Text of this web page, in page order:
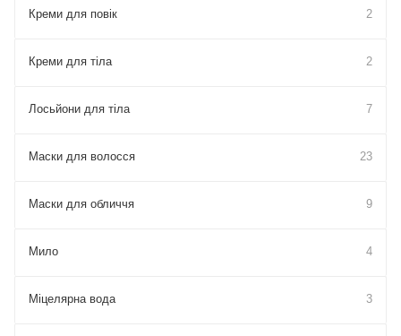
Креми для повік 2
Креми для тіла 2
Лосьйони для тіла 7
Маски для волосся 23
Маски для обличчя 9
Мило 4
Міцелярна вода 3